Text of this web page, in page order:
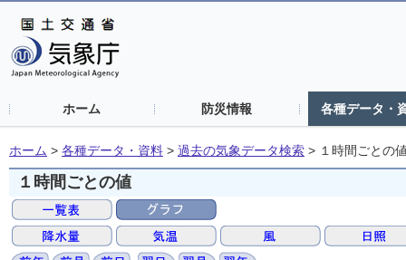
ホーム 防災情報 各種データ・
ホーム > 各種データ・資料 > 過去の気象データ検索 > １時間ごとの
１時間ごとの値